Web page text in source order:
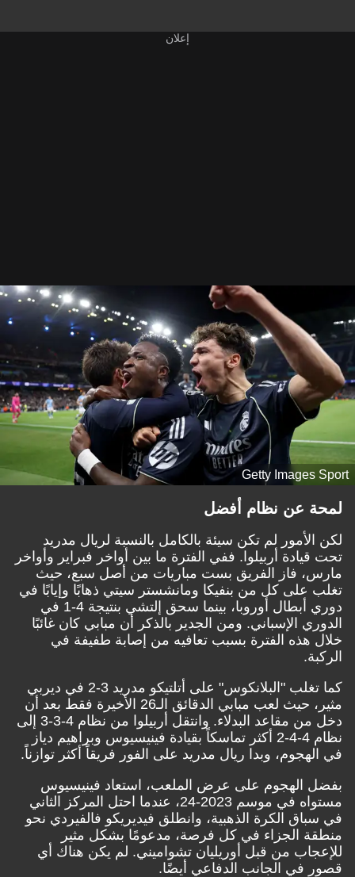
Getty Images Sport
لمحة عن نظام أفضل
لكن الأمور لم تكن سيئة بالكامل بالنسبة لريال مدريد
تحت قيادة أربيلوا. ففي الفترة ما بين أواخر فبراير وأواخر
مارس، فاز الفريق بست مباريات من أصل سبع، حيث
تغلب على كل من بنفيكا ومانشستر سيتي ذهابًا وإيابًا في
دوري أبطال أوروبا، بينما سحق إلتشي بنتيجة 4-1 في
الدوري الإسباني. ومن الجدير بالذكر أن مبابي كان غائبًا
خلال هذه الفترة بسبب تعافيه من إصابة طفيفة في
الركبة.
كما تغلب "البلانكوس" على أتلتيكو مدريد 3-2 في ديربي
مثير، حيث لعب مبابي الدقائق الـ26 الأخيرة فقط بعد أن
دخل من مقاعد البدلاء. وانتقل أربيلوا من نظام 4-3-3 إلى
نظام 4-4-2 أكثر تماسكاً بقيادة فينيسيوس وبراهيم دياز
في الهجوم، وبدا ريال مدريد على الفور فريقاً أكثر توازناً.
بفضل الهجوم على عرض الملعب، استعاد فينيسيوس
مستواه في موسم 2023-24، عندما احتل المركز الثاني
في سباق الكرة الذهبية، وانطلق فيديريكو فالفيردي نحو
منطقة الجزاء في كل فرصة، مدعومًا بشكل مثير
للإعجاب من قبل أوريليان تشواميني. لم يكن هناك أي
قصور في الجانب الدفاعي أيضًا.